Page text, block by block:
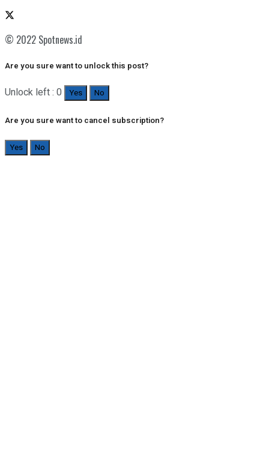
© 2022 Spotnews.id
Are you sure want to unlock this post?
Unlock left : 0 Yes No
Are you sure want to cancel subscription?
Yes No